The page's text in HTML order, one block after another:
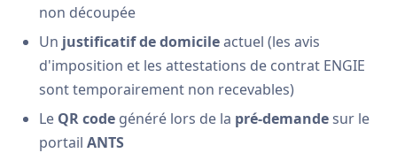
non découpée
Un justificatif de domicileactuel (les avis
d'imposition et les attestations de contrat ENGIE
sont temporairement non recevables)
Le QR code généré lors de la pré-demandesur le
portail ANTS